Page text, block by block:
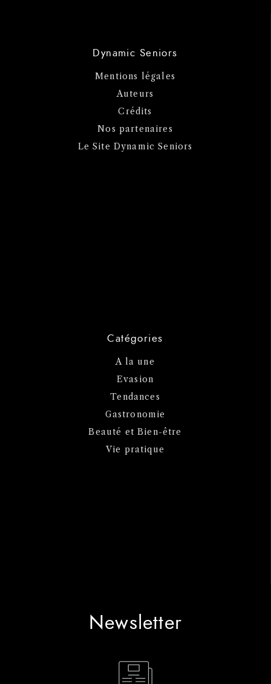
Dynamic Seniors
Mentions légales
Auteurs
Crédits
Nos partenaires
Le Site Dynamic Seniors
Catégories
A la une
Evasion
Tendances
Gastronomie
Beauté et Bien-être
Vie pratique
Newsletter